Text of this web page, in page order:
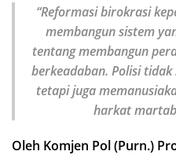
“Reformasi birokrasi
membangun sistem
tentang membangun
berkeadaban. Polisi
tetapi juga
harkat
Oleh Komjen Pol (Purn.)